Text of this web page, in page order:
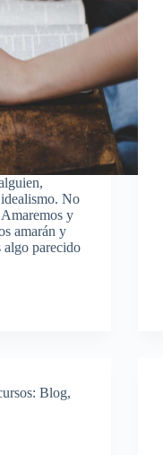
No
Amaremos y
amarán y
algo parecido
Blog,